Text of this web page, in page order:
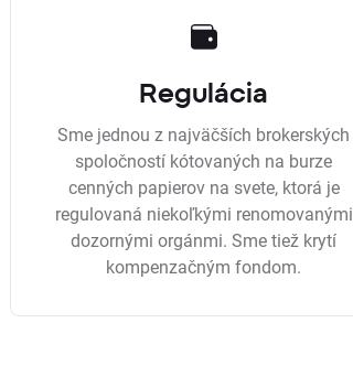
Regulácia
Sme jednou z najväčších brokerských
spoločností kótovaných na burze
cenných papierov na svete, ktorá je
regulovaná niekoľkými renomovanými
dozornými orgánmi. Sme tiež krytí
kompenzačným fondom.